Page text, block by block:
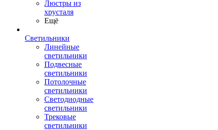
Люстры из
хрусталя
Ещё
Светильники
Линейные
светильники
Подвесные
светильники
Потолочные
светильники
Светодиодные
светильники
Трековые
светильники